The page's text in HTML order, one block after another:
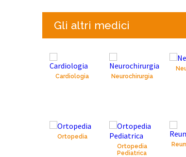
Gli altri medici
Cardiologia Neurochirurgia
Ortopedia
Ortopedia
Pediatrica